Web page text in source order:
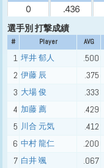
0 .436
選手別 打撃成績
# Player AVG
1 坪井 郁人 .500
2 伊藤 辰 .375
3 大場 俊 .333
4 加藤 薦 .429
5 川合 元気 .412
6 中村 龍仁 .200
7 白井 颯 .067